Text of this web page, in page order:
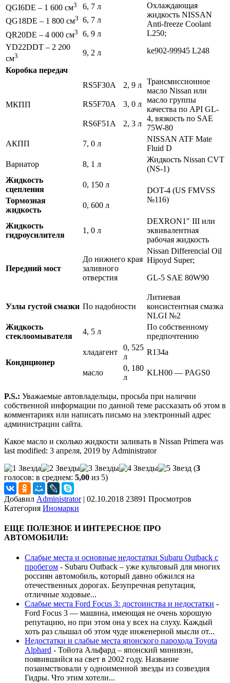
QGI6DE – 1 600 см3 6, 7 л
Охлаждающая
жидкость NISSAN
Anti-freeze Coolant
L250;
ke902-99945 L248
QG18DE – 1 800 см3 6, 7 л
QR20DE – 4 000 см3
6, 9 л
YD22DDT – 2 200
см3
9, 2 л
Коробка передач
МКПП
RS5F30A 2, 9 л Трансмиссионное
масло Nissan или
масло группы
качества по API GL-
4, вязкость по SAE
75W-80
RS5F70A 3, 0 л
RS6F51A 2, 3 л
АКПП 7, 0 л
NISSAN ATF Mate
Fluid D
Вариатор
8, 1 л
Жидкость Nissan CVT
(NS-1)
Жидкость
сцепления
0, 150 л
DOT-4 (US FMVSS
№116)
Тормозная
жидкость
0, 600 л
Жидкость
гидроусилителя
1, 0 л
DEXRON1″ III или
эквивалентная
рабочая жидкость
Передний мост
До нижнего края
заливного
отверстия
Nissan Differencial Oil
Hipoyd Super;
GL-5 SAE 80W90
Узлы густой смазки По надобности
Литиевая
консистентная смазка
NLGI №2
Жидкость
стеклоомывателя
4, 5 л
По собственному
предпочтению
Кондиционер
хладагент
0, 525
л
R134a
масло
0, 180
л
KLH00 — PAGS0
P.S.: Уважаемые автовладельцы, просьба при наличии
собственной информации по данной теме рассказать об этом в
комментариях или написать письмо на электронный адрес
администрации сайта.
Какое масло и сколько жидкости заливать в Nissan Primera was
last modified: 3 апреля, 2019 by Administrator
(3
голосов: в среднем: 5,00 из 5)
Добавил Administrator | 02.10.2018 23891 Просмотров
Категория Иномарки
ЕЩЕ ПОЛЕЗНОЕ И ИНТЕРЕСНОЕ ПРО
АВТОМОБИЛИ:
Слабые места и основные недостатки Subaru Outback с
пробегом - Subaru Outback – уже культовый для многих
россиян автомобиль, который давно обжился на
отечественных дорогах. Безупречная репутация,
отличные ходовые...
Слабые места Ford Focus 3: достоинства и недостатки -
Ford Focus 3 — машина, имеющая не очень хорошую
репутацию, но при этом она у всех на слуху. Каждый
хоть раз слышал об этом чуде инженерной мысли от...
Недостатки и слабые места японского парохода Toyota
Alphard - Тойота Альфард – японский минивэн,
появившийся на свет в 2002 году. Название
позаимствовали у одноименной звезды из созвездия
Гидры. Что этим хотели...